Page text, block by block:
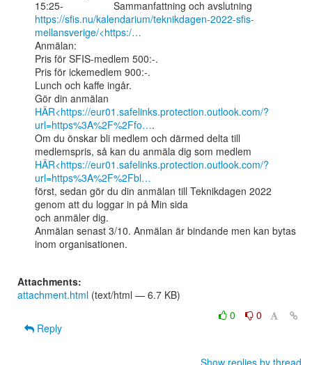
https://sfis.nu/kalendarium/teknikdagen-2022-sfis-
mellansverige/<https:/…
Anmälan:
Pris för SFIS-medlem 500:-.
Pris för ickemedlem 900:-.
Lunch och kaffe ingår.
HÄR<https://eur01.safelinks.protection.outlook.com/?
url=https%3A%2F%2Ffo….
Om du önskar bli medlem och därmed delta till
HÄR<https://eur01.safelinks.protection.outlook.com/?
url=https%3A%2F%2Fbl…
först, sedan gör du din anmälan till Teknikdagen 2022
genom att du loggar in på Min sida
och anmäler dig.
Anmälan senast 3/10. Anmälan är bindande men kan bytas
inom organisationen.
Attachments:
attachment.html (text/html — 6.7 KB)
0
0
Reply
Show replies by thread